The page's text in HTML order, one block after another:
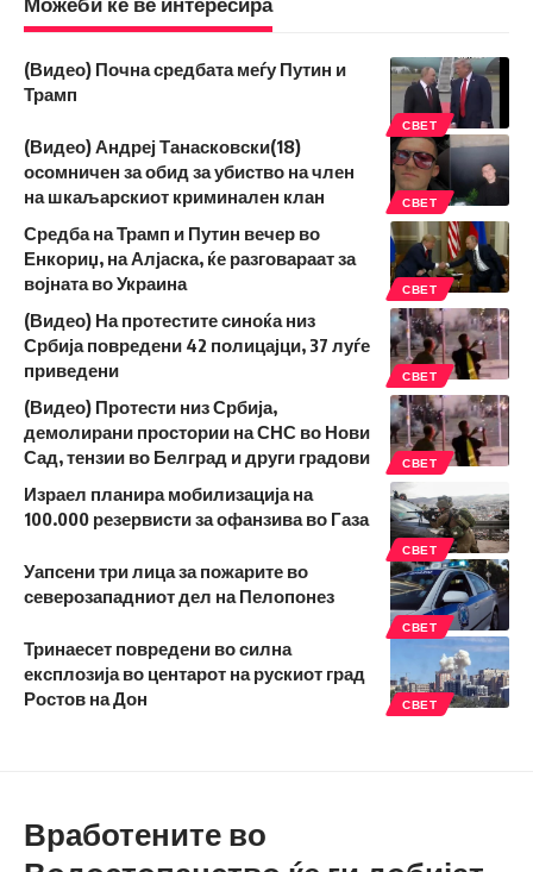
СВЕТ
(Видео) Почна средбата меѓу Путин и
Трамп
СВЕТ
(Видео) Андреј Танасковски(18)
осомничен за обид за убиство на член
на шкаљарскиот криминален клан
СВЕТ
Средба на Трамп и Путин вечер во
Енкориџ, на Алјаска, ќе разговараат за
војната во Украина
СВЕТ
(Видео) На протестите синоќа низ
Србија повредени 42 полицајци, 37 луѓе
приведени
СВЕТ
(Видео) Протести низ Србија,
демолирани простории на СНС во Нови
Сад, тензии во Белград и други градови
СВЕТ
Израел планира мобилизација на
100.000 резервисти за офанзива во Газа
СВЕТ
Уапсени три лица за пожарите во
северозападниот дел на Пелопонез
СВЕТ
Тринаесет повредени во силна
експлозија во центарот на рускиот град
Ростов на Дон
Вработените во